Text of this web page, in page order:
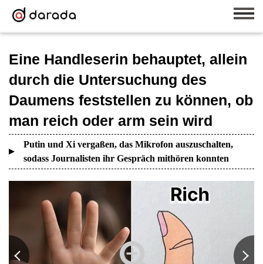
Eine Handleserin behauptet, allein
durch die Untersuchung des
Daumens feststellen zu können, ob
man reich oder arm sein wird
Putin und Xi vergaßen, das Mikrofon auszuschalten,
sodass Journalisten ihr Gespräch mithören konnten